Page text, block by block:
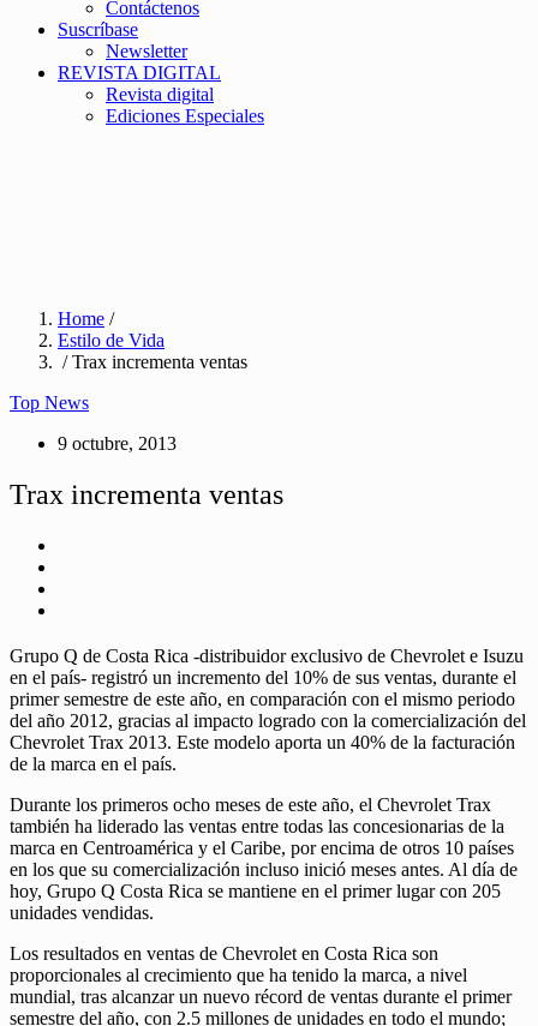
Contáctenos
Suscríbase
Newsletter
REVISTA DIGITAL
Revista digital
Ediciones Especiales
Home /
Estilo de Vida
/ Trax incrementa ventas
Top News
9 octubre, 2013
Trax incrementa ventas
Grupo Q de Costa Rica -distribuidor exclusivo de Chevrolet e Isuzu
en el país- registró un incremento del 10% de sus ventas, durante el
primer semestre de este año, en comparación con el mismo periodo
del año 2012, gracias al impacto logrado con la comercialización del
Chevrolet Trax 2013. Este modelo aporta un 40% de la facturación
de la marca en el país.
Durante los primeros ocho meses de este año, el Chevrolet Trax
también ha liderado las ventas entre todas las concesionarias de la
marca en Centroamérica y el Caribe, por encima de otros 10 países
en los que su comercialización incluso inició meses antes. Al día de
hoy, Grupo Q Costa Rica se mantiene en el primer lugar con 205
unidades vendidas.
Los resultados en ventas de Chevrolet en Costa Rica son
proporcionales al crecimiento que ha tenido la marca, a nivel
mundial, tras alcanzar un nuevo récord de ventas durante el primer
semestre del año, con 2.5 millones de unidades en todo el mundo;